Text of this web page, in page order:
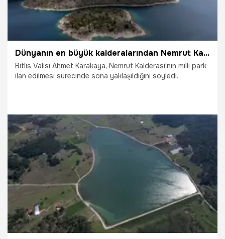
Dünyanın en büyük kalderalarından Nemrut Kalderası'nın milli park ilanı için son aşamaya gelindi
Bitlis Valisi Ahmet Karakaya, Nemrut Kalderası'nın milli park
ilan edilmesi sürecinde sona yaklaşıldığını söyledi.
15.06.2026 Gündem